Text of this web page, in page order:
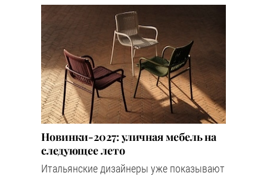
Новинки-2027: уличная мебель на
следующее лето
Итальянские дизайнеры уже показывают